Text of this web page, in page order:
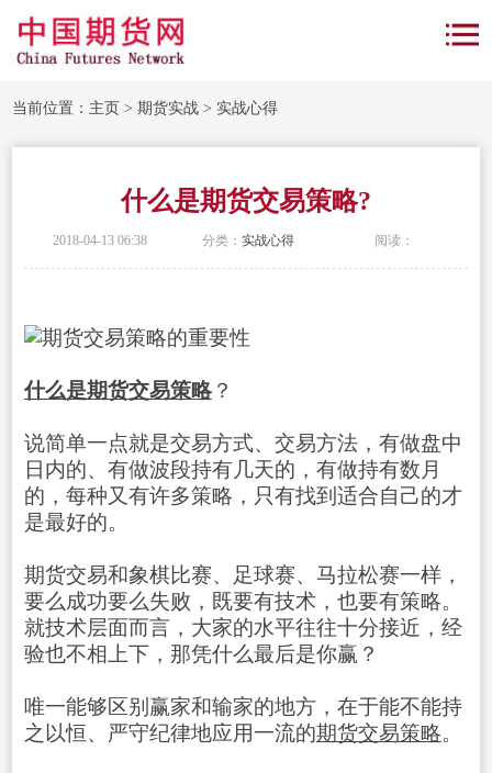
当前位置： 主页 >期货实战 > 实战心得
什么是期货交易策略?
2018-04-13 06:38 分类： 实战心得 阅读：
什么是期货交易策略？
说简单一点就是交易方式、交易方法，有做盘中
日内的、有做波段持有几天的，有做持有数月
的，每种又有许多策略，只有找到适合自己的才
是最好的。
期货交易和象棋比赛、足球赛、马拉松赛一样，
要么成功要么失败，既要有技术，也要有策略。
就技术层面而言，大家的水平往往十分接近，经
验也不相上下，那凭什么最后是你赢？
唯一能够区别赢家和输家的地方，在于能不能持
之以恒、严守纪律地应用一流的期货交易策略。